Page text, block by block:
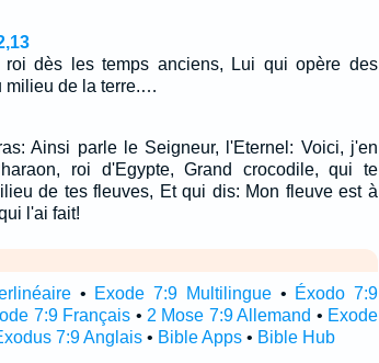
roi dès les temps anciens, Lui qui opère des
milieu de la terre.…
Ainsi parle le Seigneur, l'Eternel: Voici, j'en
roi d'Egypte, Grand crocodile, qui te
de tes fleuves, Et qui dis: Mon fleuve est à
l'ai fait!
• Exode 7:9 Multilingue• Éxodo 7:9
7:9 Français • 2 Mose 7:9 Allemand • Exode
7:9 Anglais• Bible Apps• Bible Hub